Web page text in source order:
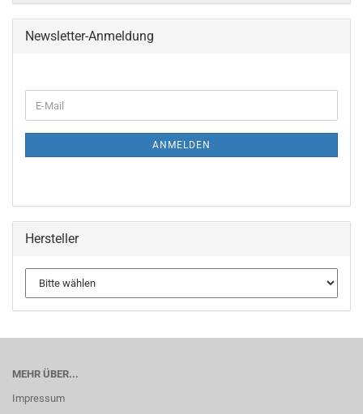
Newsletter-Anmeldung
ANMELDEN
Hersteller
MEHR ÜBER...
Impressum